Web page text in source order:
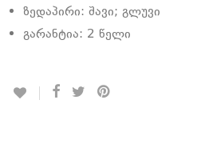
ზედაპირი: შავი; გლუვი
გარანტია: 2 წელი